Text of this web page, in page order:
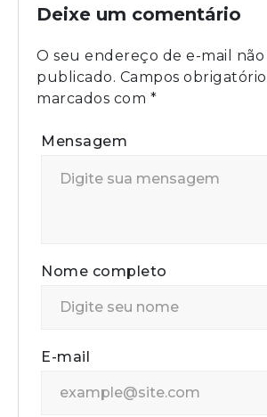
Deixe um comentário
O seu endereço de e-mail não
publicado. Campos
marcados com *
Mensagem
Nome completo
E-mail